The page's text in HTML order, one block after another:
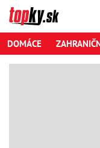
DOMÁCE